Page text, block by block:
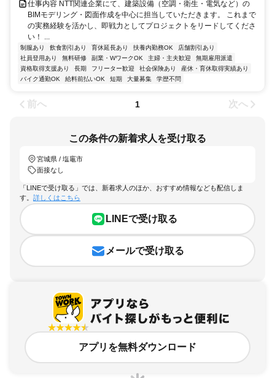
仕事内容 NTT関連企業にて、建築設備（空調・衛生・電気など）の
BIMモデリング・図面作成を中心に担当していただきます。 これまで
の実務経験を活かし、即戦力としてプロジェクトをリードしてくださ
い！ ...
制服あり 飲食割引あり 育休延長あり 扶養内勤務OK
店舗割引あり
社員登用あり
無料研修 副業・WワークOK 主婦・主夫歓迎
無期雇用派遣
資格取得支援あり
長期 フリーター歓迎 社会保険あり
産休・育休取得実績あり
バイク通勤OK
給料前払いOK 短期 大量募集 学歴不問
前へ 1 次へ
この条件の新着求人を受け取る
宮城県 / 塩竈市
面接なし
「LINEで受け取る」では、新着求人のほか、おすすめ情報なども配信しま
す。 詳しくはこちら
LINEで受け取る
メールで受け取る
アプリを無料ダウンロード